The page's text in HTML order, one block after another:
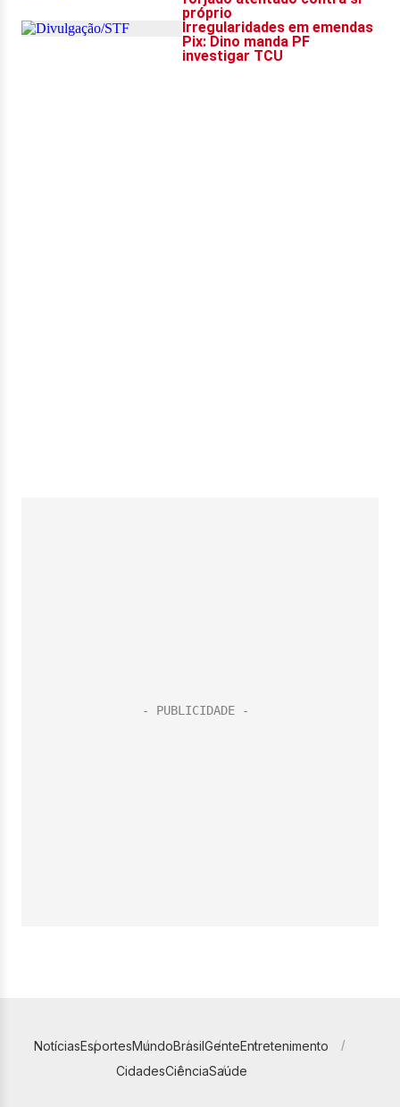
NotíciasEsportesMundoBrasilGenteEntretenimento
CidadesCiênciaSaúde